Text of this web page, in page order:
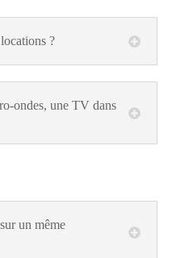
?
ondes, une TV dans
un même